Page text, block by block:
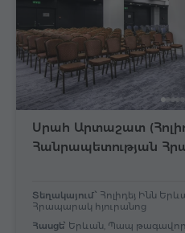
Սրահ Արտաշատ
Հանրապետության
Տեղակայում՝ Հոլիդեյ Ինն
Հրապարակ հյուրանոց
Հասցե՝ Երևան, Պապ